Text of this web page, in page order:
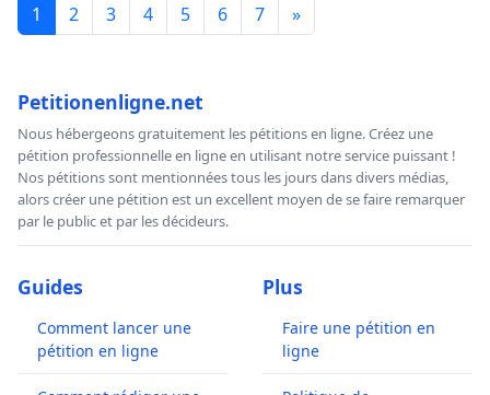
1 2 3 4 5 6 7 »
Petitionenligne.net
Nous hébergeons gratuitement les pétitions en ligne. Créez une
pétition professionnelle en ligne en utilisant notre service puissant !
Nos pétitions sont mentionnées tous les jours dans divers médias,
alors créer une pétition est un excellent moyen de se faire remarquer
par le public et par les décideurs.
Guides
Comment lancer une
pétition en ligne
Plus
Faire une pétition en
ligne